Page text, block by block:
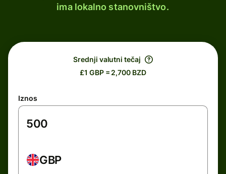
ima lokalno stanovništvo.
Srednji valutni tečaj
£1 GBP = 2,700 BZD
Iznos
GBP